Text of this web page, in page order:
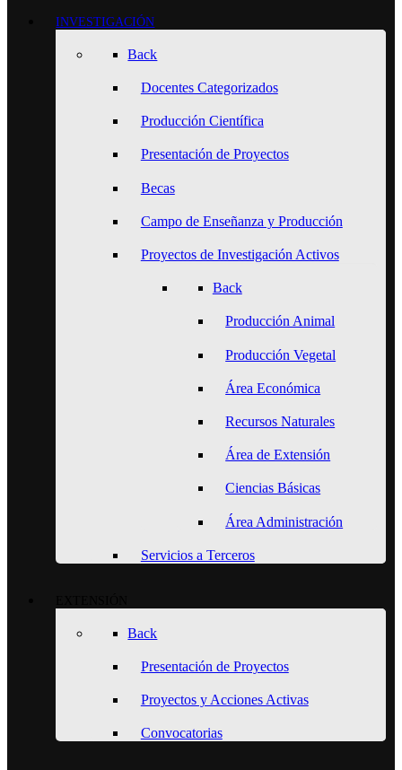
INVESTIGACIÓN
Back
Docentes Categorizados
Producción Científica
Presentación de Proyectos
Becas
Campo de Enseñanza y Producción
Proyectos de Investigación Activos
Back
Producción Animal
Producción Vegetal
Área Económica
Recursos Naturales
Área de Extensión
Ciencias Básicas
Área Administración
Servicios a Terceros
Back
Presentación de Proyectos
Proyectos y Acciones Activas
Convocatorias